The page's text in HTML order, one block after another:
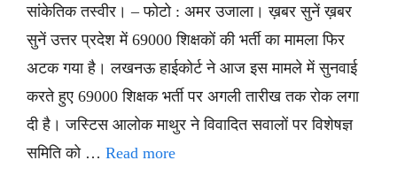
सांकेतिक तस्वीर। – फोटो : अमर उजाला। ख़बर सुनें ख़बर
सुनें उत्तर प्रदेश में 69000 शिक्षकों की भर्ती का मामला फिर
अटक गया है। लखनऊ हाईकोर्ट ने आज इस मामले में सुनवाई
करते हुए 69000 शिक्षक भर्ती पर अगली तारीख तक रोक लगा
दी है। जस्टिस आलोक माथुर ने विवादित सवालों पर विशेषज्ञ
समिति को … Read more